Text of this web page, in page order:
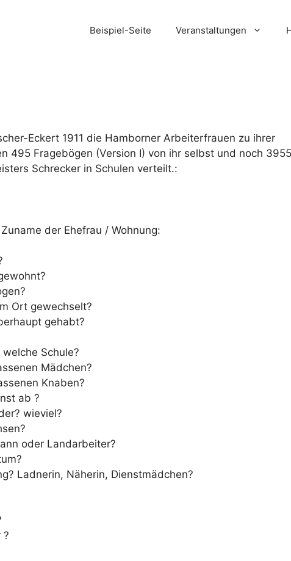
Beispiel-Seite Veranstaltungen
Eckert 1911 die Hamborner Arbeiterfrauen zu ihrer
495 Fragebögen (Version I) von ihr selbst und noch 3955
Schrecker in Schulen verteilt.:
der Ehefrau / Wohnung:
Ort gewechselt?
gehabt?
Schule?
Mädchen?
Knaben?
ab ?
wieviel?
oder Landarbeiter?
Ladnerin, Näherin, Dienstmädchen?
?